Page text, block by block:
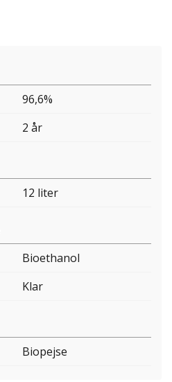
96,6%
2 år
12 liter
Bioethanol
Klar
Biopejse